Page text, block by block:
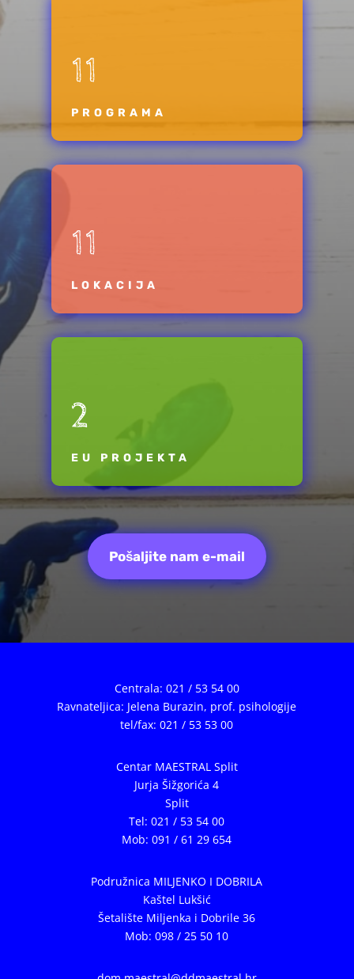
11
PROGRAMA
11
LOKACIJA
2
EU PROJEKTA
Pošaljite nam e-mail
Centrala: 021 / 53 54 00
Ravnateljica: Jelena Burazin, prof. psihologije
tel/fax: 021 / 53 53 00
Centar MAESTRAL Split
Jurja Šižgorića 4
Split
Tel: 021 / 53 54 00
Mob: 091 / 61 29 654
Podružnica MILJENKO I DOBRILA
Kaštel Lukšić
Šetalište Miljenka i Dobrile 36
Mob: 098 / 25 50 10